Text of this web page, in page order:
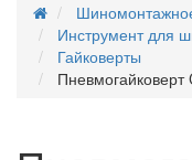
Инструмент для
Гайковерты